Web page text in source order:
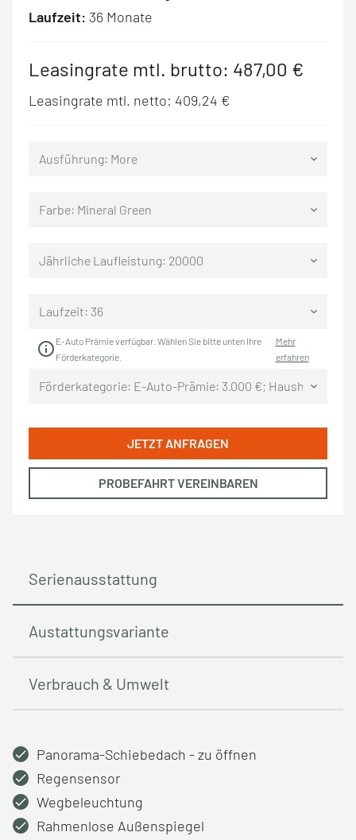
Laufzeit: 36 Monate
Leasingrate mtl. brutto: 487,00 €
Leasingrate mtl. netto: 409,24 €
Ausführung: More keyboard_arrow_down
Farbe: Mineral Green keyboard_arrow_down
Jährliche Laufleistung: 20000 keyboard_arrow_down
Laufzeit: 36 keyboard_arrow_down
info E-Auto Prämie verfügbar. Wählen Sie bitte unten Ihre
Förderkategorie.
Mehr
erfahren
Förderkategorie: E-Auto-Prämie: 3.000 €; keyboard_arrow_down
JETZT ANFRAGEN
PROBEFAHRT VEREINBAREN
Serienausstattung
Austattungsvariante
Verbrauch & Umwelt
Panorama-Schiebedach - zu öffnen
Regensensor
Wegbeleuchtung
Rahmenlose Außenspiegel